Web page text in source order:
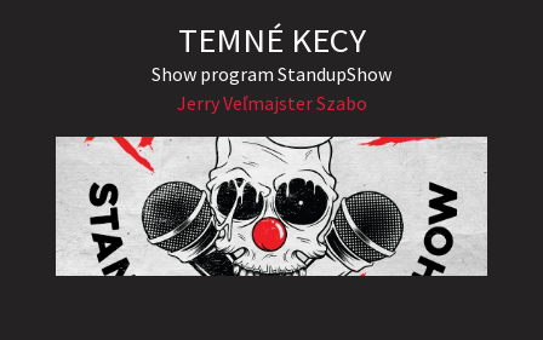
TEMNÉ KECY
Show program StandupShow
Jerry Veľmajster Szabo